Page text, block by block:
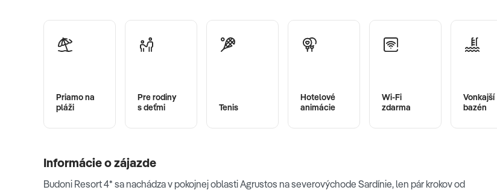
Priamo na
pláži
Pre rodiny
s deťmi
Tenis
Hotelové
animácie
Wi-Fi
zdarma
Vonkajší
bazén
Informácie o zájazde
Budoni Resort 4* sa nachádza v pokojnej oblasti Agrustos na severovýchode Sardínie, len pár krokov od